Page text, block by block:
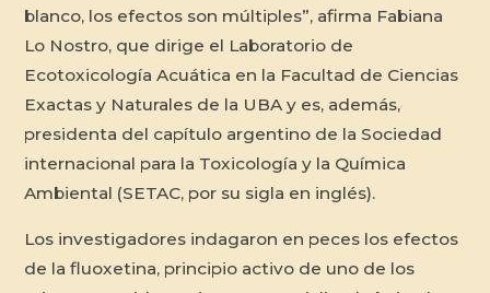
blanco, los efectos son múltiples”, afirma Fabiana
Lo Nostro, que dirige el Laboratorio de
Ecotoxicología Acuática en la Facultad de Ciencias
Exactas y Naturales de la UBA y es, además,
presidenta del capítulo argentino de la Sociedad
internacional para la Toxicología y la Química
Ambiental (SETAC, por su sigla en inglés).
Los investigadores indagaron en peces los efectos
de la fluoxetina, principio activo de uno de los